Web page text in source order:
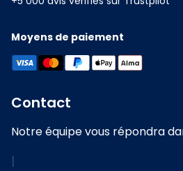
Moyens de paiement
Contact
Notre équipe vous répondra
|